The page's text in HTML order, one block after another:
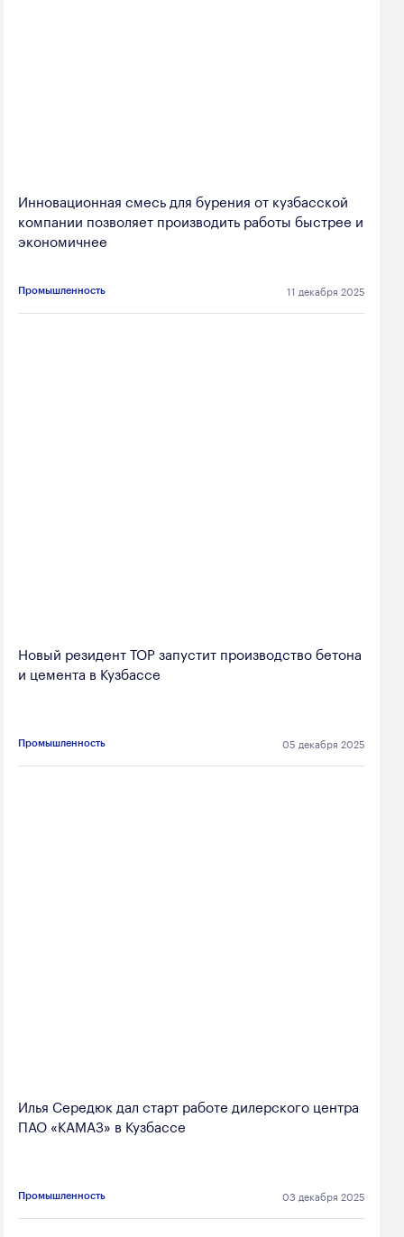
Инновационная смесь для бурения от кузбасской
компании позволяет производить работы быстрее и
экономичнее
Промышленность 11 декабря 2025
Новый резидент ТОР запустит производство бетона
и цемента в Кузбассе
Промышленность 05 декабря 2025
Илья Середюк дал старт работе дилерского центра
ПАО «КАМАЗ» в Кузбассе
Промышленность 03 декабря 2025